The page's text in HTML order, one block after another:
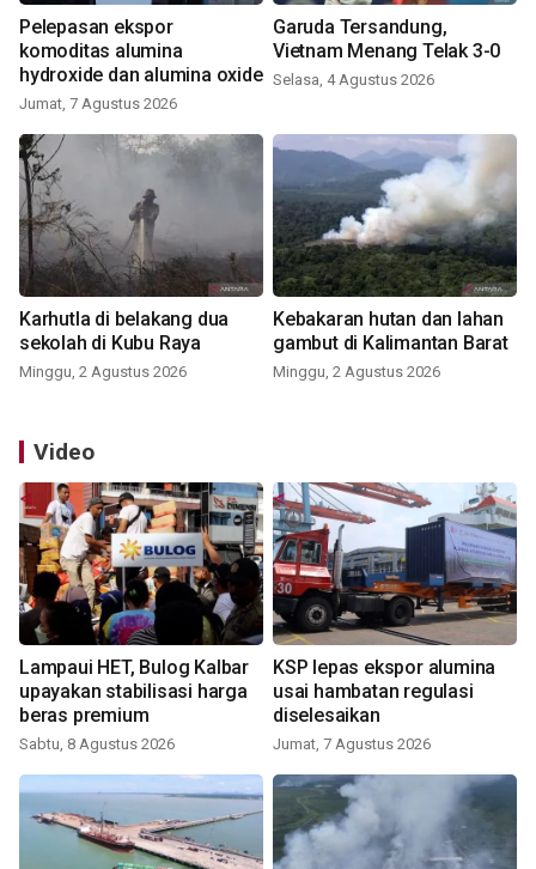
Pelepasan ekspor
komoditas alumina
hydroxide dan alumina oxide
Jumat, 7 Agustus 2026
Garuda Tersandung,
Vietnam Menang Telak 3-0
Selasa, 4 Agustus 2026
Karhutla di belakang dua
sekolah di Kubu Raya
Minggu, 2 Agustus 2026
Kebakaran hutan dan lahan
gambut di Kalimantan Barat
Minggu, 2 Agustus 2026
Video
Lampaui HET, Bulog Kalbar
upayakan stabilisasi harga
beras premium
Sabtu, 8 Agustus 2026
KSP lepas ekspor alumina
usai hambatan regulasi
diselesaikan
Jumat, 7 Agustus 2026